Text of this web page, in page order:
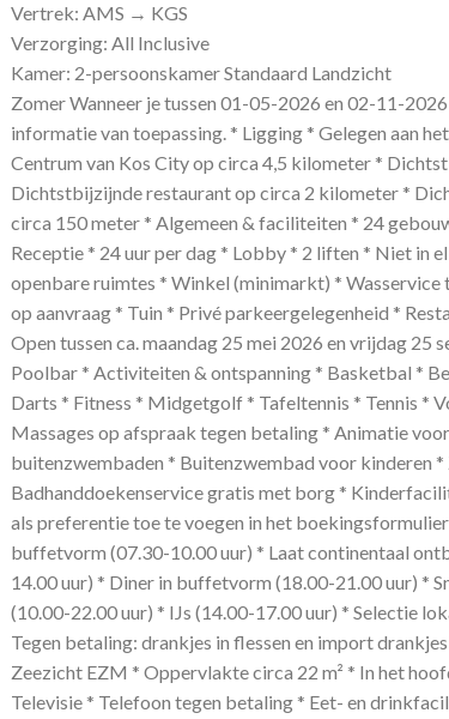
Vertrek: AMS → KGS
Verzorging: All Inclusive
Kamer: 2-persoonskamer Standaard Landzicht
Zomer Wanneer je tussen 01-05-2026 en 02-11-
informatie van toepassing. * Ligging * Gelegen aan
Centrum van Kos City op circa 4,5 kilometer *
Dichtstbijzijnde restaurant op circa 2 kilometer *
circa 150 meter * Algemeen & faciliteiten * 24
Receptie * 24 uur per dag * Lobby * 2 liften * Niet in
openbare ruimtes * Winkel (minimarkt) *
op aanvraag * Tuin * Privé parkeergelegenheid *
Open tussen ca. maandag 25 mei 2026 en vrijdag
Poolbar * Activiteiten & ontspanning * Basketbal *
Darts * Fitness * Midgetgolf * Tafeltennis * Tennis *
Massages op afspraak tegen betaling * Animatie
buitenzwembaden * Buitenzwembad voor kinderen
Badhanddoekenservice gratis met borg *
als preferentie toe te voegen in het
buffetvorm (07.30-10.00 uur) * Laat continentaal
14.00 uur) * Diner in buffetvorm (18.00-21.00 uur) *
(10.00-22.00 uur) * IJs (14.00-17.00 uur) * Selectie
Tegen betaling: drankjes in flessen en import
Zeezicht EZM * Oppervlakte circa 22 m² * In het
Televisie * Telefoon tegen betaling * Eet- en